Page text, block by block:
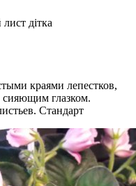
лист дітка
краями лепестков,
глазком.
Стандарт